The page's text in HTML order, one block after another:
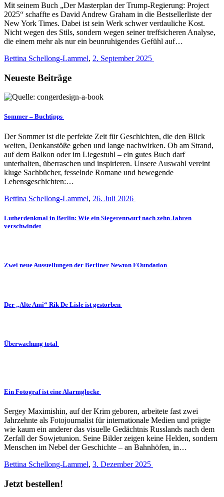
Mit seinem Buch „Der Masterplan der Trump-Regierung: Project
2025“ schaffte es David Andrew Graham in die Bestsellerliste der
New York Times. Dabei ist sein Werk schwer verdauliche Kost.
Nicht wegen des Stils, sondern wegen seiner treffsicheren Analyse,
die einem mehr als nur ein beunruhigendes Gefühl auf…
Bettina Schellong-Lammel, 2. September 2025
Neueste Beiträge
Sommer – Buchtipps
Der Sommer ist die perfekte Zeit für Geschichten, die den Blick
weiten, Denkanstöße geben und lange nachwirken. Ob am Strand,
auf dem Balkon oder im Liegestuhl – ein gutes Buch darf
unterhalten, überraschen und inspirieren. Unsere Auswahl vereint
kluge Sachbücher, fesselnde Romane und bewegende
Lebensgeschichten:…
Bettina Schellong-Lammel, 26. Juli 2026
Lutherdenkmal in Berlin: Wie ein Siegerentwurf nach zehn Jahren
verschwindet
Zwei neue Ausstellungen der Berliner Newton FOundation
Der „Alte Ami“ Rik De Lisle ist gestorben
Überwachung total
Ein Fotograf ist eine Alarmglocke
Sergey Maximishin, auf der Krim geboren, arbeitete fast zwei
Jahrzehnte als Fotojournalist für internationale Medien und prägte
wie kaum ein anderer das visuelle Gedächtnis Russlands nach dem
Zerfall der Sowjetunion. Seine Bilder zeigen keine Helden, sondern
Menschen im Nebel der Geschichte – an Bahnhöfen, in…
Bettina Schellong-Lammel, 3. Dezember 2025
Jetzt bestellen!